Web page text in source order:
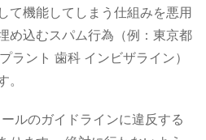
て機能してしまう仕組みを悪用
め込むスパム行為（例：東京都
ラント 歯科 インビザライン）
ルのガイドラインに違反する